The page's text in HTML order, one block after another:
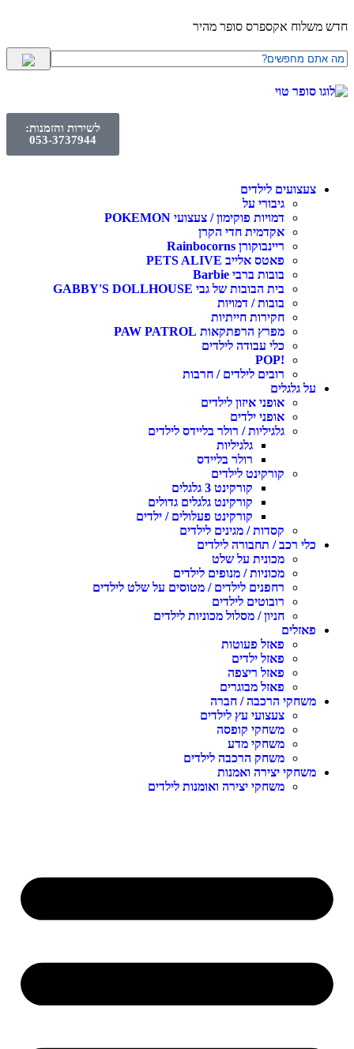
חדש משלוח אקספרס סופר מהיר
לשירות והזמנות:
053-3737944
צעצועים לילדים
גיבורי על
דמויות פוקימון / צעצועי POKEMON
אקדמית חדי הקרן
ריינבוקורן Rainbocorns
פאטס אלייב PETS ALIVE
בובות ברבי Barbie
בית הבובות של גבי GABBY'S DOLLHOUSE
בובות / דמויות
חקירות חייתיות
מפרץ הרפתקאות PAW PATROL
כלי עבודה לילדים
!POP
רובים לילדים / חרבות
על גלגלים
אופני איזון לילדים
אופני ילדים
גלגיליות / רולר בליידס לילדים
גלגיליות
רולר בליידס
קורקינט לילדים
קורקינט 3 גלגלים
קורקינט גלגלים גדולים
קורקינט פעלולים / ילדים
קסדות / מגינים לילדים
כלי רכב / תחבורה לילדים
מכונית על שלט
מכוניות / מנופים לילדים
רחפנים לילדים / מטוסים על שלט לילדים
רובוטים לילדים
חניון / מסלול מכוניות לילדים
פאזלים
פאזל פעוטות
פאזל ילדים
פאזל ריצפה
פאזל מבוגרים
משחקי הרכבה / חברה
צעצועי עץ לילדים
משחקי קופסה
משחקי מדע
משחק הרכבה לילדים
משחקי יצירה ואמנות
משחקי יצירה ואומנות לילדים